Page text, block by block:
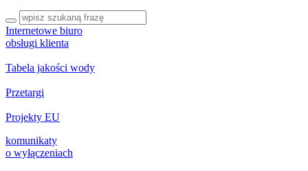
Internetowe biuro
obsługi klienta
Tabela jakości wody
Przetargi
Projekty EU
komunikaty
o wyłączeniach